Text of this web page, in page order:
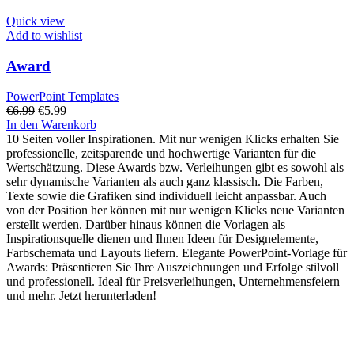
Quick view
Add to wishlist
Award
PowerPoint Templates
€6.99 €5.99
In den Warenkorb
10 Seiten voller Inspirationen. Mit nur wenigen Klicks erhalten Sie
professionelle, zeitsparende und hochwertige Varianten für die
Wertschätzung. Diese Awards bzw. Verleihungen gibt es sowohl als
sehr dynamische Varianten als auch ganz klassisch. Die Farben,
Texte sowie die Grafiken sind individuell leicht anpassbar. Auch
von der Position her können mit nur wenigen Klicks neue Varianten
erstellt werden. Darüber hinaus können die Vorlagen als
Inspirationsquelle dienen und Ihnen Ideen für Designelemente,
Farbschemata und Layouts liefern. Elegante PowerPoint-Vorlage für
Awards: Präsentieren Sie Ihre Auszeichnungen und Erfolge stilvoll
und professionell. Ideal für Preisverleihungen, Unternehmensfeiern
und mehr. Jetzt herunterladen!